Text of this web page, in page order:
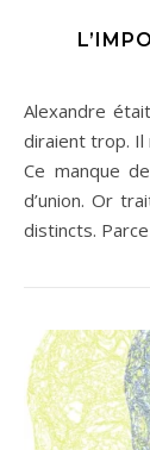
Alexandre était très à cheval sur la ponctuation. D’autres
diraient trop. Il
Ce manque
d’union. Or
distincts. Parce